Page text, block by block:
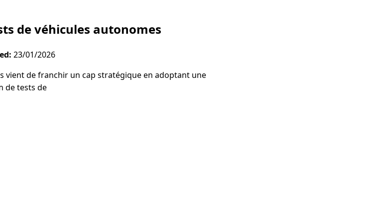
de véhicules autonomes
23/01/2026
vient de franchir un cap stratégique en adoptant une
de tests de